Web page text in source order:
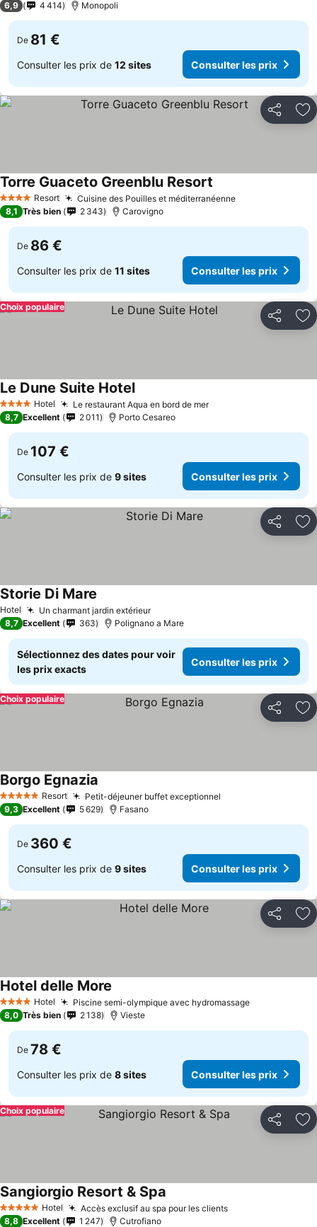
6,9
4 414 Monopoli
De 81 €
Consulter les prix de 12 sites Consulter les prix
Partager
4 Étoiles Resort Cuisine des Pouilles et méditerranéenne
Torre Guaceto Greenblu Resort
8,1 Très bien 2 343 Carovigno
De 86 €
Consulter les prix de 11 sites Consulter les prix
Partager
Choix populaire
4 Étoiles Hotel Le restaurant Aqua en bord de mer
Le Dune Suite Hotel
8,7 Excellent 2 011 Porto Cesareo
De 107 €
Consulter les prix de 9 sites Consulter les prix
Partager
Hotel Un charmant jardin extérieur
Storie Di Mare
8,7 Excellent 363 Polignano a Mare
Sélectionnez des dates pour voir
les prix exacts
Consulter les prix
Partager
Choix populaire
5 Étoiles Resort Petit-déjeuner buffet exceptionnel
Borgo Egnazia
9,3 Excellent 5 629 Fasano
De 360 €
Consulter les prix de 9 sites Consulter les prix
Partager
4 Étoiles Hotel Piscine semi-olympique avec hydromassage
Hotel delle More
8,0 Très bien 2 138 Vieste
De 78 €
Consulter les prix de 8 sites Consulter les prix
Partager
Choix populaire
5 Étoiles Hotel Accès exclusif au spa pour les clients
Sangiorgio Resort & Spa
8,8 Excellent 1 247 Cutrofiano